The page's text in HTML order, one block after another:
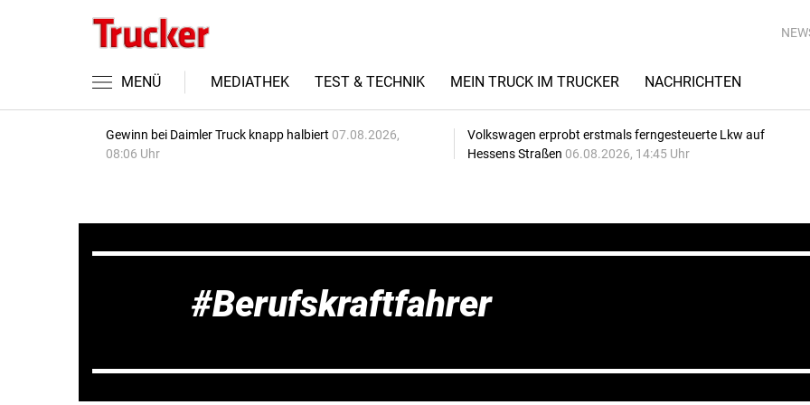
MENÜ MEDIATHEK TEST & TECHNIK MEIN TRUCK IM TRUCKER NACHRICHTEN
Gewinn bei Daimler Truck knapp halbiert 07.08.2026,
08:06 Uhr
Volkswagen erprobt erstmals ferngesteuerte Lkw auf
Hessens Straßen 06.08.2026, 14:45 Uhr
Berufskraftfahrer